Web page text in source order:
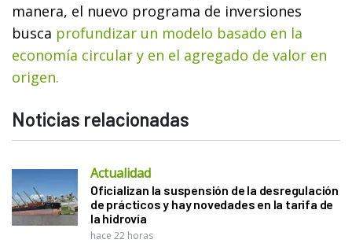
manera, el nuevo programa de inversiones
busca profundizar un modelo basado en la
economía circular y en el agregado de valor en
origen.
Noticias relacionadas
Actualidad
Oficializan la suspensión de la desregulación
de prácticos y hay novedades en la tarifa de
la hidrovía
hace 22 horas